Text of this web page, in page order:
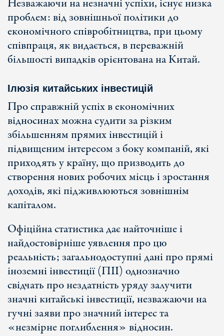
Незважаючи на незначні успіхи, існує низка
проблем: від зовнішньої політики до
економічного співробітництва, при цьому
співпраця, як видається, в переважній
більшості випадків орієнтована на Китай.
Ілюзія китайських інвестицій
Про справжній успіх в економічних
відносинах можна судити за різким
збільшенням прямих інвестицій і
підвищеним інтересом з боку компаній, які
приходять у країну, що призводить до
створення нових робочих місць і зростання
доходів, які підживлюються зовнішнім
капіталом.
Офіційна статистика дає найточніше і
найдостовірніше уявлення про цю
реальність; загальнодоступні дані про прямі
іноземні інвестиції (ПІІ) однозначно
свідчать про нездатність уряду залучити
значні китайські інвестиції, незважаючи на
гучні заяви про значний інтерес та
«незмірне поглиблення» відносин.